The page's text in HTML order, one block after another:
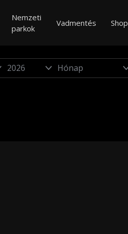
Nemzeti
parkok
Vadmentés Shop